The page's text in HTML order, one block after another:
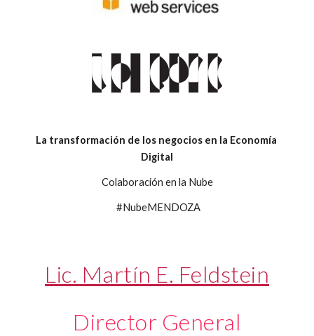
La transformación de los negocios en la Economía
Digital
Colaboración en la Nube
#NubeMENDOZA
Lic. Martín E. Feldstein
Director General